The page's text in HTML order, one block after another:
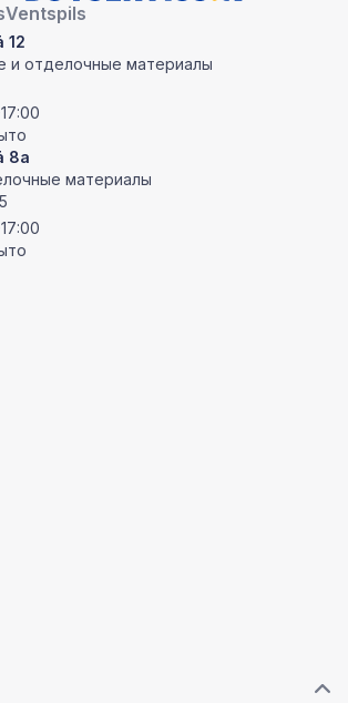
Ventspils
12
и отделочные материалы
8a
материалы